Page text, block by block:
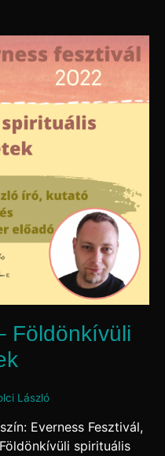
Földönkívüli
László
Everness Fesztivál,
spirituális